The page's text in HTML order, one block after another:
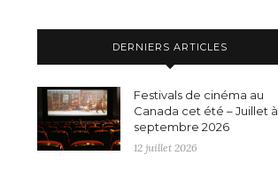
DERNIERS ARTICLES
Festivals de cinéma au
Canada cet été – Juillet à
septembre 2026
12 juillet 2026